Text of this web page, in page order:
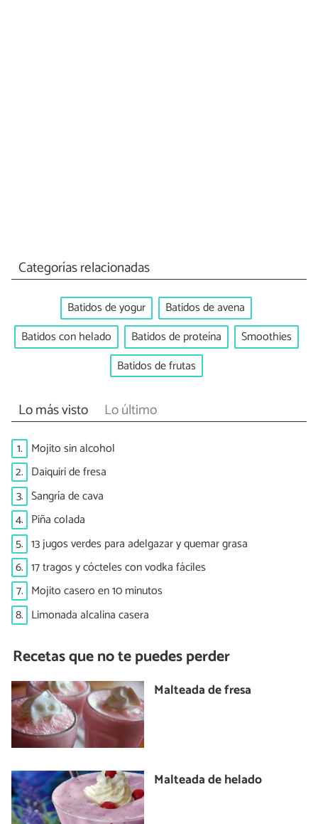
Categorías relacionadas
Batidos de yogur
Batidos de avena
Batidos con helado
Batidos de proteína
Smoothies
Batidos de frutas
Lo más visto Lo último
1. Mojito sin alcohol
2. Daiquiri de fresa
3. Sangría de cava
4. Piña colada
5. 13 jugos verdes para adelgazar y quemar grasa
6. 17 tragos y cócteles con vodka fáciles
7. Mojito casero en 10 minutos
8. Limonada alcalina casera
Recetas que no te puedes perder
Malteada de fresa
Malteada de helado